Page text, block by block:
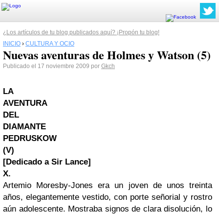
¿Los artículos de tu blog publicados aquí? ¡Propón tu blog!
INICIO › CULTURA Y OCIO
Nuevas aventuras de Holmes y Watson (5)
Publicado el 17 noviembre 2009 por Gkch
LA
AVENTURA
DEL
DIAMANTE
PEDRUSKOW
(V)
[Dedicado a Sir Lance]
X.
Artemio Moresby-Jones era un joven de unos treinta
años, elegantemente vestido, con porte señorial y rostro
aún adolescente. Mostraba signos de clara disolución, lo